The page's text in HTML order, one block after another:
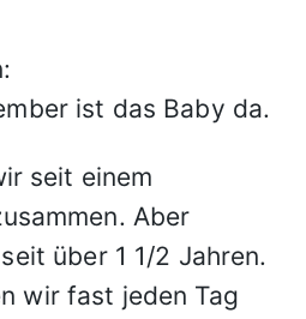
ist das Baby da.
seit einem
Aber
über 1 1/2 Jahren.
wir fast jeden Tag